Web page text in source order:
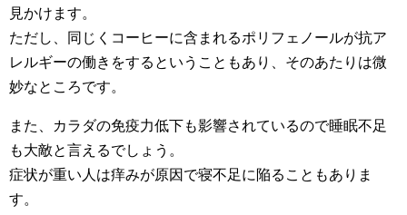
見かけます。
ただし、同じくコーヒーに含まれるポリフェノールが抗ア
レルギーの働きをするということもあり、そのあたりは微
妙なところです。
また、カラダの免疫力低下も影響されているので睡眠不足
も大敵と言えるでしょう。
症状が重い人は痒みが原因で寝不足に陥ることもありま
す。